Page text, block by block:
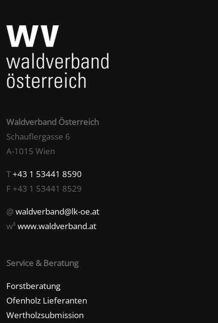
Waldverband Österreich
Schauflergasse 6
A-1015 Wien
T+43 1 53441 8590
F +43 1 53441 8529
@waldverband@lk-oe.at
w³www.waldverband.at
Service & Beratung
Forstberatung
Ofenholz Lieferanten
Wertholzsubmission